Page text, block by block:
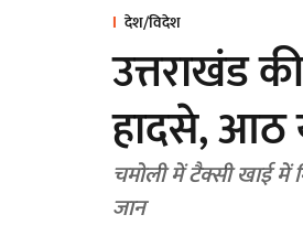
देश/विदेश
उत्तराखंड
हादसे, आठ
चमोली में टैक्सी खाई में
जान